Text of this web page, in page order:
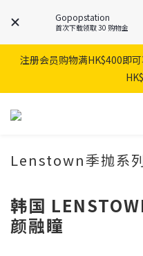
Gopopstation
首次下载领取 30 购物金
注册会员购物满HK$400即
Lenstown季抛系
韩国
颜融瞳